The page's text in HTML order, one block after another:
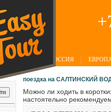
РОССИЯ
поездка на САЛТИНСКИЙ
Можно ли ходить в
настоятельно